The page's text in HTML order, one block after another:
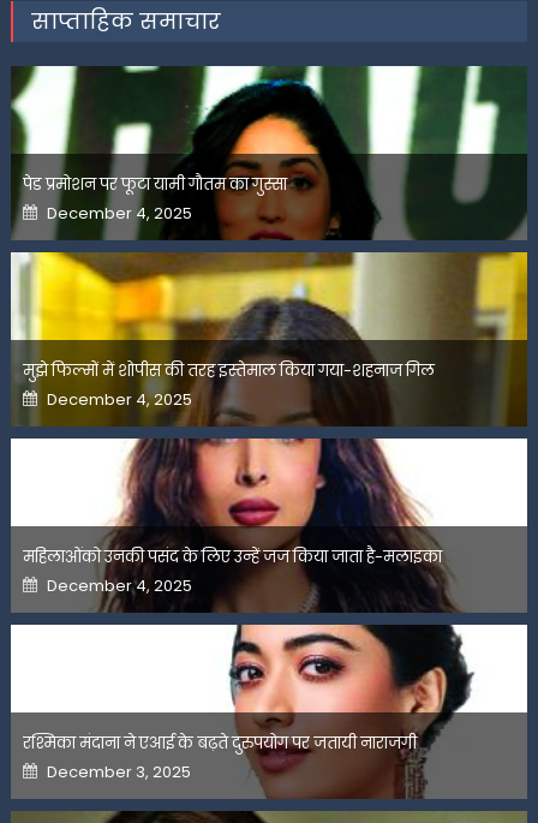
साप्ताहिक समाचार
पेड प्रमोशन पर फूटा यामी गौतम का गुस्सा
Posted
on
December 4, 2025
मुझे फिल्मों में शोपीस की तरह इस्तेमाल किया गया-शहनाज गिल
Posted
on
December 4, 2025
महिलाओंको उनकी पसंद के लिए उन्हें जज किया जाता है-मलाइका
Posted
on
December 4, 2025
रश्मिका मंदाना ने एआई के बढ़ते दुरुपयोग पर जतायी नाराजगी
Posted
on
December 3, 2025